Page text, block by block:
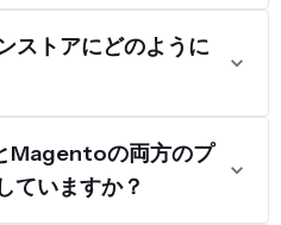
ストアにどのように
Magentoの両方のプ
ていますか？